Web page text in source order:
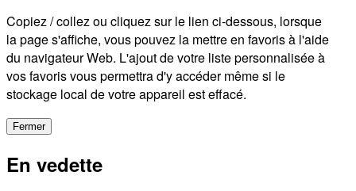
Copiez / collez ou cliquez sur le lien ci-dessous, lorsque
la page s'affiche, vous pouvez la mettre en favoris à l'aide
du navigateur Web. L'ajout de votre liste personnalisée à
vos favoris vous permettra d'y accéder même si le
stockage local de votre appareil est effacé.
Fermer
En vedette